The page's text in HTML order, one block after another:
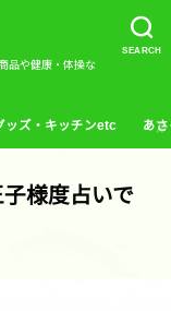
SEARCH
品や健康・体操な
ッズ・キッチンetc あ
様度占いで